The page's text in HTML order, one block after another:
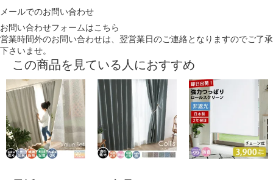
メールでのお問い合わせ
お問い合わせフォームはこちら
営業時間外のお問い合わせは、翌営業日のご連絡となりますのでご了承
下さいませ。
この商品を見ている人におすすめ